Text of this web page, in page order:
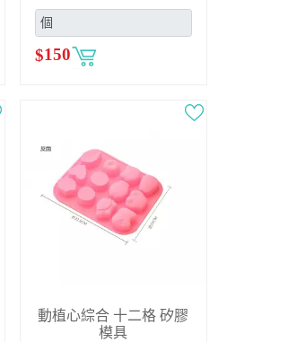
$150
動植心綜合 十二格 矽膠
模具